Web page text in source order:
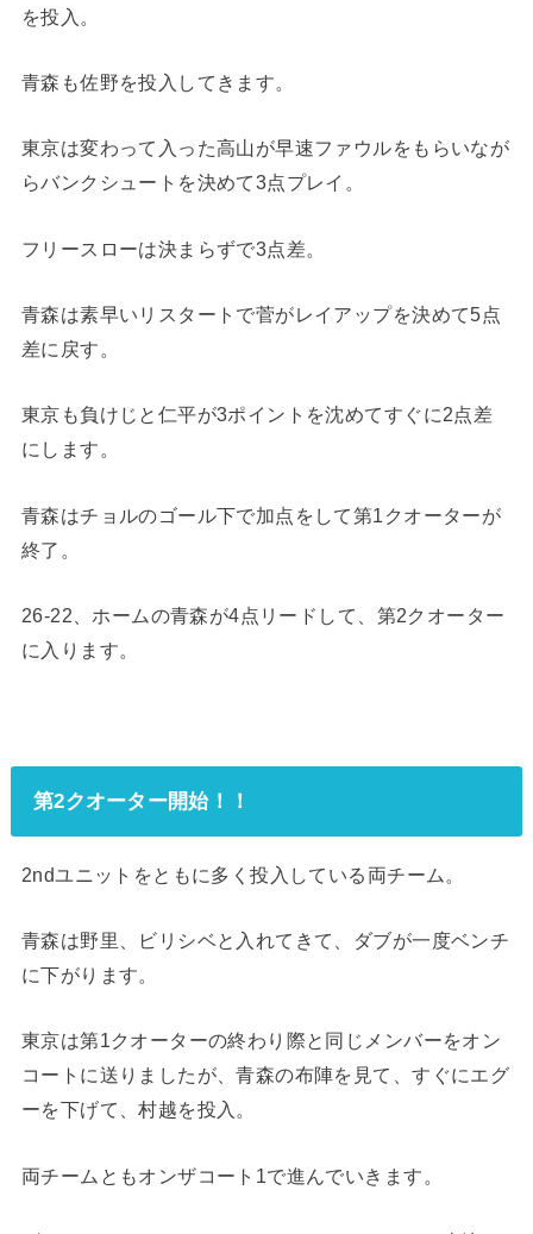
を投入。
青森も佐野を投入してきます。
東京は変わって入った高山が早速ファウルをもらいなが
らバンクシュートを決めて3点プレイ。
フリースローは決まらずで3点差。
青森は素早いリスタートで菅がレイアップを決めて5点
差に戻す。
東京も負けじと仁平が3ポイントを沈めてすぐに2点差
にします。
青森はチョルのゴール下で加点をして第1クオーターが
終了。
26-22、ホームの青森が4点リードして、第2クオーター
に入ります。
第2クオーター開始！！
2ndユニットをともに多く投入している両チーム。
青森は野里、ビリシベと入れてきて、ダブが一度ベンチ
に下がります。
東京は第1クオーターの終わり際と同じメンバーをオン
コートに送りましたが、青森の布陣を見て、すぐにエグ
ーを下げて、村越を投入。
両チームともオンザコート1で進んでいきます。